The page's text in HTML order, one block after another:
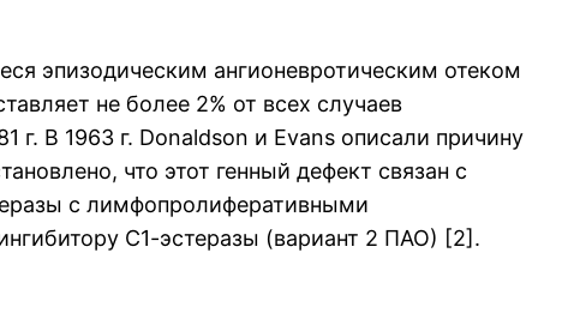
эпизодическим ангионевротическим отеком
не более 2% от всех случаев
г. В 1963 г. Donaldson и Evans описали причину
что этот генный дефект связан с
с лимфопролиферативными
С1-эстеразы (вариант 2 ПАО) [2].